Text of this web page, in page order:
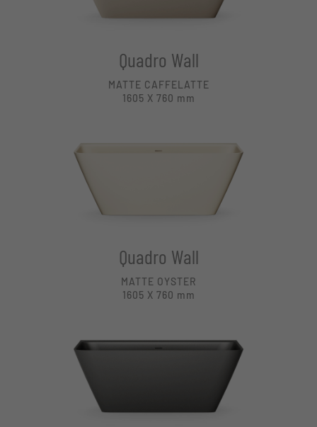
Quadro Wall
MATTE CAFFELATTE
1605 X 760 mm
Quadro Wall
MATTE OYSTER
1605 X 760 mm